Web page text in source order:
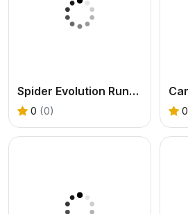
Spider Evolution Runner
0 (0) 0